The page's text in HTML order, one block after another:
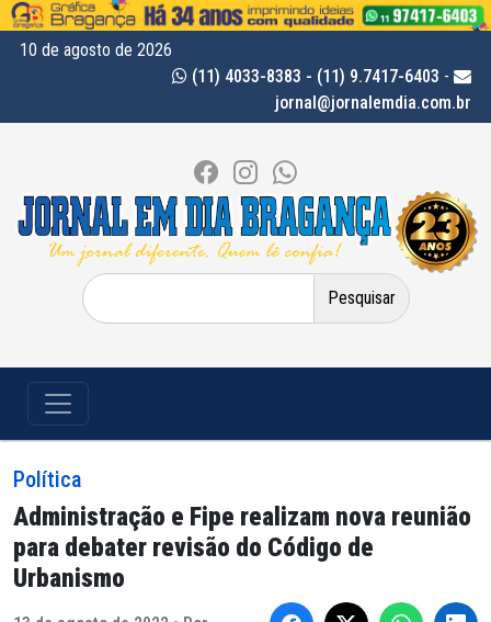
10 de agosto de 2026
(11) 4033-8383 - (11) 9.7417-6403 -
jornal@jornalemdia.com.br
Pesquisar
por:
Política
Administração e Fipe realizam nova reunião
para debater revisão do Código de
Urbanismo